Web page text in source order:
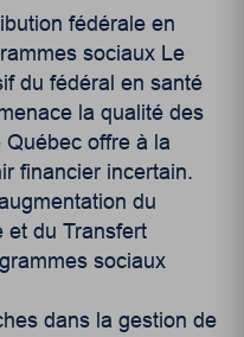
fédérale en
sociaux Le
du fédéral en santé
la qualité des
offre à la
financier incertain.
du
et du Transfert
sociaux
dans la gestion de